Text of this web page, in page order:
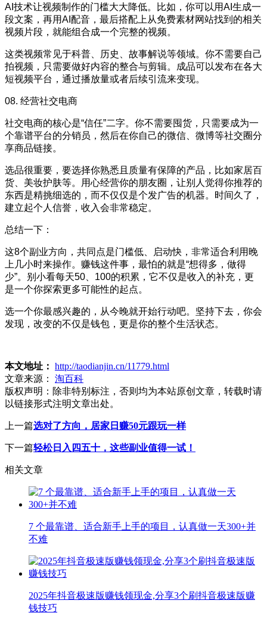
AI技术让视频制作的门槛大大降低。比如，你可以用AI生成一
段文案，再用AI配音，最后搭配上从免费素材网站找到的相关
视频片段，就能组合成一个完整的视频。
这类视频常见于科普、历史、故事解说等领域。你不需要自己
拍视频，只需要做好内容的整合与剪辑。成品可以发布在各大
短视频平台，通过播放量或者后续引流来变现。
08. 经营社交电商
社交电商的核心是“信任”二字。你不需要囤货，只需要成为一
个靠谱平台的分销员，然后在你自己的微信、微博等社交圈分
享商品链接。
选品很重要，要选择你熟悉且质量有保障的产品，比如家居百
货、美妆护肤等。用心经营你的朋友圈，让别人觉得你推荐的
东西是精挑细选的，而不仅仅是个发广告的机器。时间久了，
建立起个人信誉，收入会非常稳定。
总结一下：
这8个副业方向，共同点是门槛低、启动快，非常适合利用晚
上几小时来操作。赚钱这件事，最怕的就是“想得多，做得
少”。别小看每天50、100的积累，它不仅是收入的补充，更
是一个你探索更多可能性的起点。
选一个你最感兴趣的，从今晚就开始行动吧。坚持下去，你会
发现，改变的不仅是钱包，更是你的整个生活状态。
本文地址： http://taodianjin.cn/11779.html
文章来源：
淘百科
版权声明： 除非特别标注，否则均为本站原创文章，转载时请
以链接形式注明文章出处。
上一篇选对了方向，居家日赚50元跟玩一样
下一篇轻松日入四五十，这些副业值得一试！
相关文章
7 个最靠谱、适合新手上手的项目，认真做一天300+并
不难
2025年抖音极速版赚钱领现金,分享3个刷抖音极速版赚
钱技巧